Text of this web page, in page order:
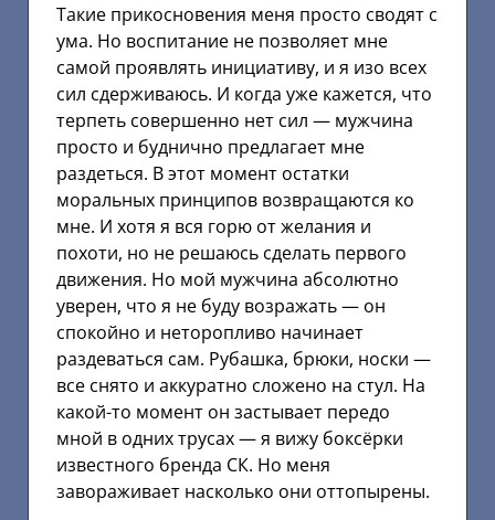
Такие прикосновения меня просто сводят с
ума. Но воспитание не позволяет мне
самой проявлять инициативу, и я изо всех
сил сдерживаюсь. И когда уже кажется, что
терпеть совершенно нет сил — мужчина
просто и буднично предлагает мне
раздеться. В этот момент остатки
моральных принципов возвращаются ко
мне. И хотя я вся горю от желания и
похоти, но не решаюсь сделать первого
движения. Но мой мужчина абсолютно
уверен, что я не буду возражать — он
спокойно и неторопливо начинает
раздеваться сам. Рубашка, брюки, носки —
все снято и аккуратно сложено на стул. На
какой-то момент он застывает передо
мной в одних трусах — я вижу боксёрки
известного бренда СК. Но меня
завораживает насколько они оттопырены.